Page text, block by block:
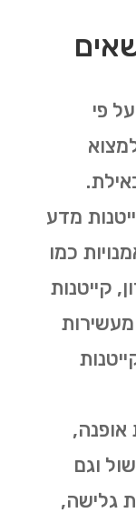
פי
מדע
כמו
קייטנות
מעשירות
אופנה,
וגם
גלישה,